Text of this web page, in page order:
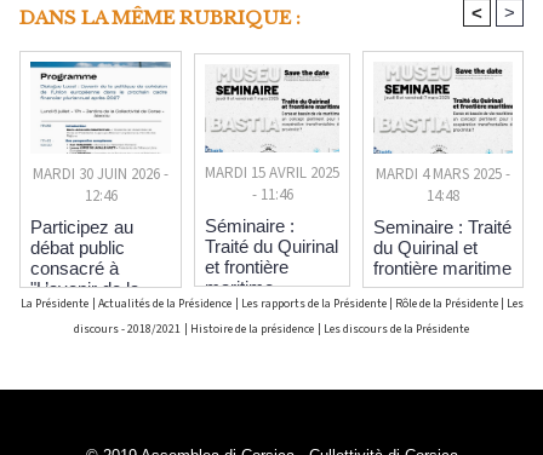
DANS LA MÊME RUBRIQUE : < >
MARDI 30 JUIN 2026 -
12:46
Participez au
débat public
consacré à
"L’avenir de la
politique de
cohésion de
le prochain cadre
MARDI 15 AVRIL 2025
- 11:46
Séminaire :
Traité du Quirinal
et frontière
maritime
MARDI 4 MARS 2025 -
14:48
Seminaire : Traité
du Quirinal et
frontière maritime
La Présidente | Actualités de la Présidence | Les rapports de la Présidente | Rôle de la Présidente | Les
discours - 2018/2021 | Histoire de la présidence | Les discours de la Présidente